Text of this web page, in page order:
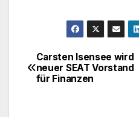
Carsten Isensee wird
neuer SEAT Vorstand
für Finanzen